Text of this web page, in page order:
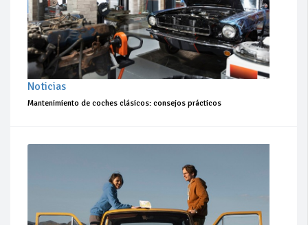
Noticias
Mantenimiento de coches clásicos: consejos prácticos